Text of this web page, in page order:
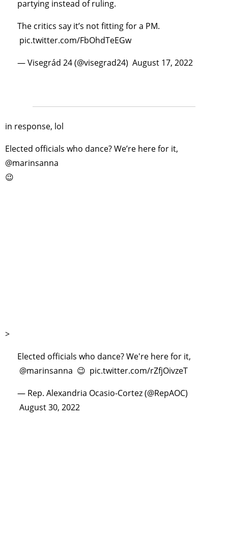
partying instead of ruling.
The critics say it’s not fitting for a PM.
pic.twitter.com/FbOhdTeEGw
— Visegrád 24 (@visegrad24) August 17, 2022
in response, lol
Elected officials who dance? We’re here for it,
@marinsanna
😉
>
Elected officials who dance? We're here for it,
@marinsanna 😉 pic.twitter.com/rZfjOivzeT
— Rep. Alexandria Ocasio-Cortez (@RepAOC)
August 30, 2022